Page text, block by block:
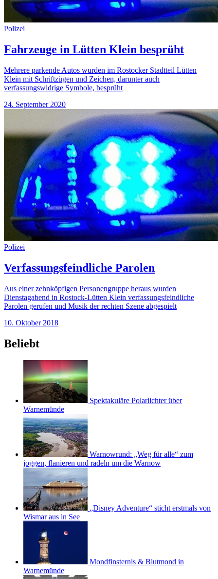
Polizei
Fahrzeuge in Lütten Klein besprüht
Mehrere parkende Autos wurden im Rostocker Stadtteil Lütten
Klein mit Schriftzügen und Zeichen, darunter auch
verfassungswidrige Symbole, besprüht
24. September 2020
Polizei
Verfassungsfeindliche Parolen
Aus einer zehnköpfigen Personengruppe heraus wurden
Dienstagabend in Rostock-Lütten Klein verfassungsfeindliche
Parolen gerufen und Musik der rechten Szene abgespielt
10. Oktober 2018
Beliebt
Spektakuläre Polarlichter über
Warnemünde
Warnowrund: „Weg für alle“ zum
joggen, flanieren und radeln um die Warnow
„Disney Adventure“ sticht erstmals von
Wismar aus in See
Mondfinsternis & Blutmond in
Warnemünde